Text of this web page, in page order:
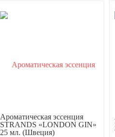
Ароматическая эссенция
STRANDS «LONDON GIN»
25 мл. (Швеция)